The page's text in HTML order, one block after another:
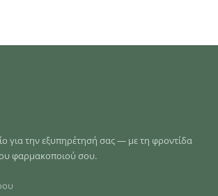
για την εξυπηρέτησή σας — με τη φροντίδα
φαρμακοποιού σου.